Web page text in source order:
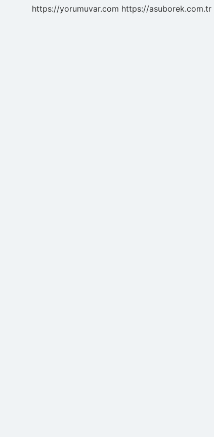
https://yorumuvar.com https://asuborek.com.tr